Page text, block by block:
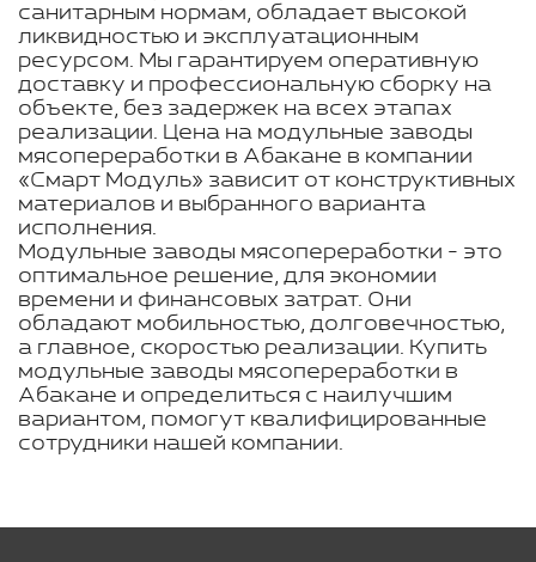
санитарным нормам, обладает высокой
ликвидностью и эксплуатационным
ресурсом. Мы гарантируем оперативную
доставку и профессиональную сборку на
объекте, без задержек на всех этапах
реализации. Цена на модульные заводы
мясопереработки в Абакане в компании
«Смарт Модуль» зависит от конструктивных
материалов и выбранного варианта
исполнения.
Модульные заводы мясопереработки - это
оптимальное решение, для экономии
времени и финансовых затрат. Они
обладают мобильностью, долговечностью,
а главное, скоростью реализации. Купить
модульные заводы мясопереработки в
Абакане и определиться с наилучшим
вариантом, помогут квалифицированные
сотрудники нашей компании.